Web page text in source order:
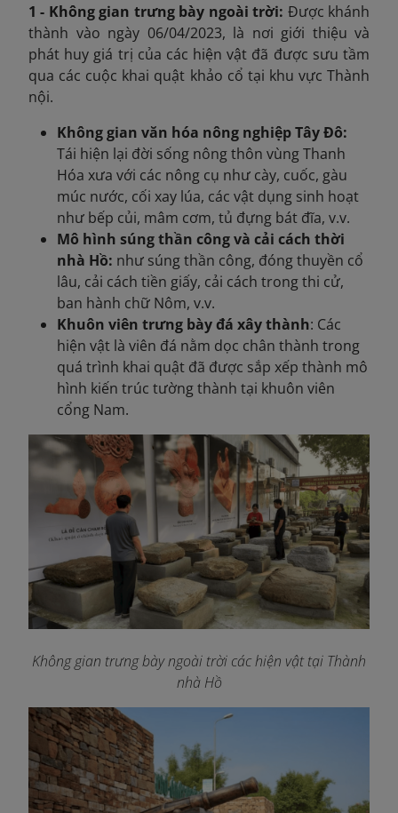
1 - Không gian trưng bày ngoài trời: Được khánh
thành vào ngày 06/04/2023, là nơi giới thiệu và
phát huy giá trị của các hiện vật đã được sưu tầm
qua các cuộc khai quật khảo cổ tại khu vực Thành
nội.
Không gian văn hóa nông nghiệp Tây Đô:
Tái hiện lại đời sống nông thôn vùng Thanh
Hóa xưa với các nông cụ như cày, cuốc, gàu
múc nước, cối xay lúa, các vật dụng sinh hoạt
như bếp củi, mâm cơm, tủ đựng bát đĩa, v.v.
Mô hình súng thần công và cải cách thời
nhà Hồ: như súng thần công, đóng thuyền cổ
lâu, cải cách tiền giấy, cải cách trong thi cử,
ban hành chữ Nôm, v.v.
Khuôn viên trưng bày đá xây thành: Các
hiện vật là viên đá nằm dọc chân thành trong
quá trình khai quật đã được sắp xếp thành mô
hình kiến trúc tường thành tại khuôn viên
cổng Nam.
Không gian trưng bày ngoài trời các hiện vật tại Thành
nhà Hồ